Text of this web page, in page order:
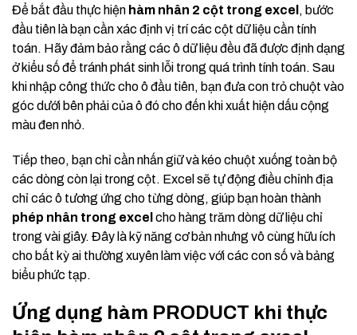
Để bắt đầu thực hiện hàm nhân 2 cột trong excel , bước
đầu tiên là bạn cần xác định vị trí các cột dữ liệu cần tính
toán. Hãy đảm bảo rằng các ô dữ liệu đều đã được định dạng
ở kiểu số để tránh phát sinh lỗi trong quá trình tính toán. Sau
khi nhập công thức cho ô đầu tiên, bạn đưa con trỏ chuột vào
góc dưới bên phải của ô đó cho đến khi xuất hiện dấu cộng
màu đen nhỏ.
Tiếp theo, bạn chỉ cần nhấn giữ và kéo chuột xuống toàn bộ
các dòng còn lại trong cột. Excel sẽ tự động điều chỉnh địa
chỉ các ô tương ứng cho từng dòng, giúp bạn hoàn thành
phép nhân trong excel cho hàng trăm dòng dữ liệu chỉ
trong vài giây. Đây là kỹ năng cơ bản nhưng vô cùng hữu ích
cho bất kỳ ai thường xuyên làm việc với các con số và bảng
biểu phức tạp.
Ứng dụng hàm PRODUCT khi thực